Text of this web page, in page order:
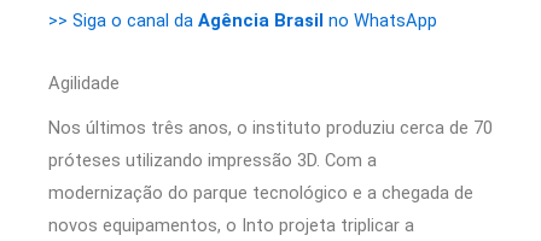
>> Siga o canal da Agência Brasil no WhatsApp
Agilidade
Nos últimos três anos, o instituto produziu cerca de 70
próteses utilizando impressão 3D. Com a
modernização do parque tecnológico e a chegada de
novos equipamentos, o Into projeta triplicar a